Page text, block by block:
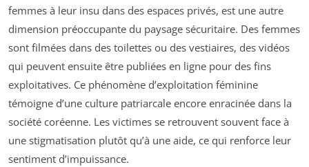
femmes à leur insu dans des espaces privés, est une autre
dimension préoccupante du paysage sécuritaire. Des femmes
sont filmées dans des toilettes ou des vestiaires, des vidéos
qui peuvent ensuite être publiées en ligne pour des fins
exploitatives. Ce phénomène d’exploitation féminine
témoigne d’une culture patriarcale encore enracinée dans la
société coréenne. Les victimes se retrouvent souvent face à
une stigmatisation plutôt qu’à une aide, ce qui renforce leur
sentiment d’impuissance.